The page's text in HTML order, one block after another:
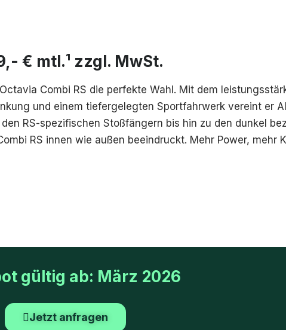
€ mtl.¹ zzgl. MwSt.
Combi RS die perfekte Wahl. Mit dem
und einem tiefergelegten Sportfahrwerk vereint er
RS-spezifischen Stoßfängern bis hin zu den dunkel
RS innen wie außen beeindruckt. Mehr Power, mehr
gültig ab: März 2026
Jetzt anfragen